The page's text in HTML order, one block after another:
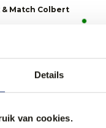
Details
van cookies.
& Match Colbert